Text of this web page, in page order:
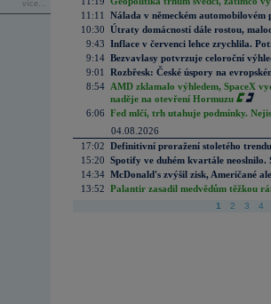
více...
11:11
Nálada v německém automobilovém
10:30 Útraty domácností dále rostou,
9:43 Inflace v červenci lehce zrychlila.
9:14 Bezvavlasy potvrzuje celoroční
9:01
Rozbřesk: České úspory na
8:54 AMD zklamalo výhledem, SpaceX
naděje na otevření Hormuzu
6:06 Fed mlčí, trh utahuje podmínky.
04.08.2026
17:02 Definitivní proražení stoletého
15:20 Spotify ve duhém kvartále neoslnilo.
14:34 McDonald's zvýšil zisk, Američané
13:52 Palantir zasadil medvědům těžkou
1 2 3 4